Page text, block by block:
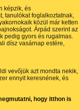
képzik, és
tanulókat foglalkoztatnak,
közül már ketten
Árpád szerint az
pedig gyors és rugalmas.
dísz vasárnap estére,
vevőjük azt mondta nekik,
ennyit keresnének, és
hogy itthon is